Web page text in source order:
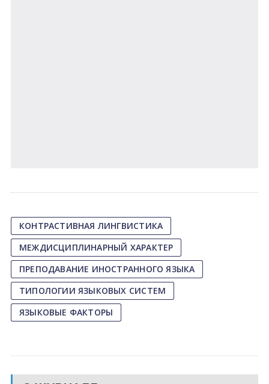
КОНТРАСТИВНАЯ ЛИНГВИСТИКА
МЕЖДИСЦИПЛИНАРНЫЙ ХАРАКТЕР
ПРЕПОДАВАНИЕ ИНОСТРАННОГО ЯЗЫКА
ТИПОЛОГИИ ЯЗЫКОВЫХ СИСТЕМ
ЯЗЫКОВЫЕ ФАКТОРЫ